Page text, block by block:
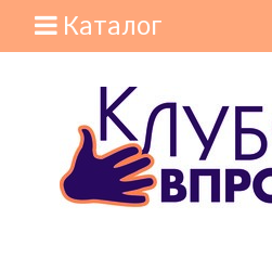
Каталог